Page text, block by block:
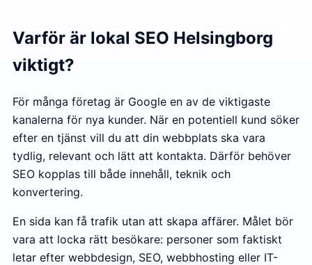
Varför är lokal SEO Helsingborg
viktigt?
För många företag är Google en av de viktigaste
kanalerna för nya kunder. När en potentiell kund söker
efter en tjänst vill du att din webbplats ska vara
tydlig, relevant och lätt att kontakta. Därför behöver
SEO kopplas till både innehåll, teknik och
konvertering.
En sida kan få trafik utan att skapa affärer. Målet bör
vara att locka rätt besökare: personer som faktiskt
letar efter webbdesign, SEO, webbhosting eller IT-